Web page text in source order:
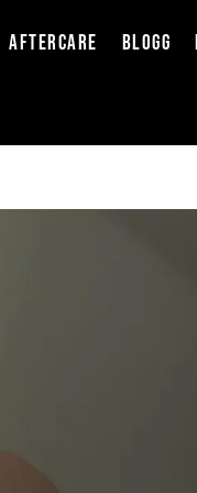
AFTERCARE BLOGG